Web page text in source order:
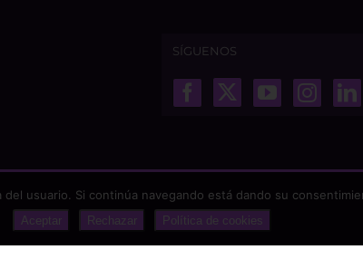
SÍGUENOS
reservados |Aviso Legal |Protección de datos
del usuario. Si continúa navegando está dando su
Aceptar Rechazar Política de cookies